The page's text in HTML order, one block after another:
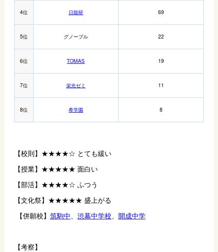
4位 日能研 69
5位 グノーブル 22
6位 TOMAS 19
7位 栄光ゼミ 11
8位 希学園 8
【校則】★★★★☆ とても緩い
【授業】★★★★★ 面白い
【部活】★★★★☆ ふつう
【文化祭】★★★★★ 盛上がる
【併願校】 筑駒中 渋幕中学校 開成中学
【考察】